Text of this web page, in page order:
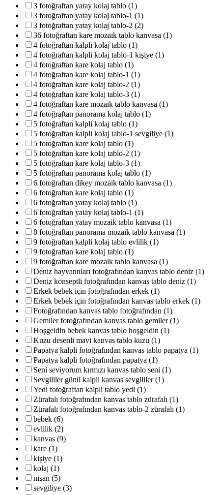
3 fotoğraftan yatay kolaj tablo (1)
3 fotoğraftan yatay kolaj tablo-1 (1)
3 fotoğraftan yatay kolaj tablo-2 (2)
36 fotoğraftan kare mozaik tablo kanvasa (1)
4 fotoğraftan kalpli kolaj tablo (1)
4 fotoğraftan kalpli kolaj tablo-1 kişiye (1)
4 fotoğraftan kare kolaj tablo (1)
4 fotoğraftan kare kolaj tablo-1 (1)
4 fotoğraftan kare kolaj tablo-2 (1)
4 fotoğraftan kare kolaj tablo-3 (1)
4 fotoğraftan kare mozaik tablo kanvasa (1)
4 fotoğraftan panorama kolaj tablo (1)
5 fotoğraftan kalpli kolaj tablo (1)
5 fotoğraftan kalpli kolaj tablo-1 sevgiliye (1)
5 fotoğraftan kare kolaj tablo (1)
5 fotoğraftan kare kolaj tablo-2 (1)
5 fotoğraftan kare kolaj tablo-3 (1)
5 fotoğraftan panorama kolaj tablo (1)
6 fotoğraftan dikey mozaik tablo kanvasa (1)
6 fotoğraftan kare kolaj tablo (1)
6 fotoğraftan yatay kolaj tablo (1)
6 fotoğraftan yatay kolaj tablo-1 (1)
6 fotoğraftan yatay mozaik tablo kanvasa (1)
8 fotoğraftan panorama mozaik tablo kanvasa (1)
9 fotoğraftan kalpli kolaj tablo evlilik (1)
9 fotoğraftan kare kolaj tablo (1)
9 fotoğraftan kare mozaik tablo kanvasa (1)
Deniz hayvannları fotoğrafından kanvas tablo deniz (1)
Deniz konseptli fotoğrafından kanvas tablo deniz (1)
Erkek bebek için fotoğrafından erkek (1)
Erkek bebek için fotoğrafından kanvas tablo erkek (1)
Fotoğrafından kanvas tablo fotoğrafından (1)
Gemiler fotoğrafından kanvas tablo gemiler (1)
Hoşgeldin bebek kanvas tablo hoşgeldin (1)
Kuzu desenli mavi kanvas tablo kuzu (1)
Papatya kalpli fotoğrafından kanvas tablo papatya (1)
Papatya kalpli fotoğrafından papatya (1)
Seni seviyorum kırmızı kanvas tablo seni (1)
Sevgililer günü kalpli kanvas sevgililer (1)
Yedi fotoğraftan kalpli tablo yedi (1)
Zürafalı fotoğrafından kanvas tablo zürafalı (1)
Zürafalı fotoğrafından kanvas tablo-2 zürafalı (1)
bebek (6)
evlilik (2)
kanvas (9)
kare (1)
kişiye (1)
kolaj (1)
nişan (5)
sevgiliye (3)